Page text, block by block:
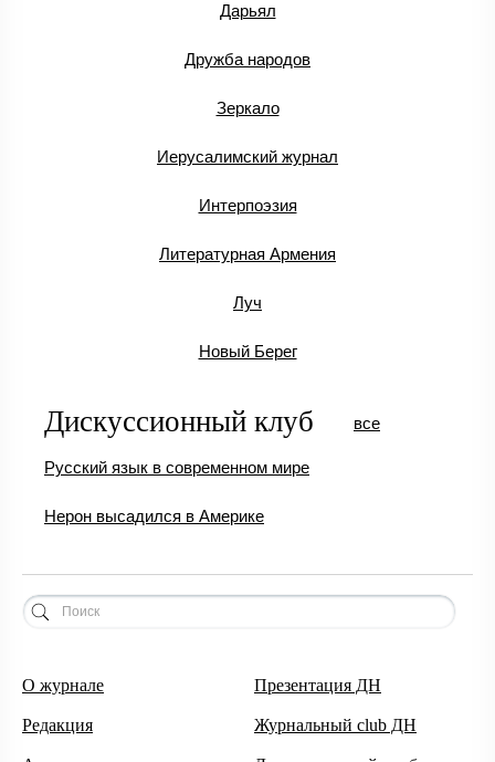
Дарьял
Дружба народов
Зеркало
Иерусалимский журнал
Интерпоэзия
Литературная Армения
Луч
Новый Берег
Дискуссионный клуб
Русский язык в современном мире
Нерон высадился в Америке
все
О журнале
Редакция
Презентация ДН
Журнальный club ДН